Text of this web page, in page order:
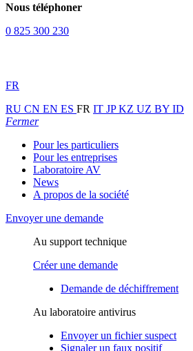
Nous téléphoner
0 825 300 230
FR
RU CN EN ES FR IT JPKZ UZ BY ID
Fermer
Pour les particuliers
Pour les entreprises
Laboratoire AV
News
A propos de la société
Envoyer une demande
Au support technique
Créer une demande
Demande de déchiffrement
Au laboratoire antivirus
Envoyer un fichier suspect
Signaler un faux positif